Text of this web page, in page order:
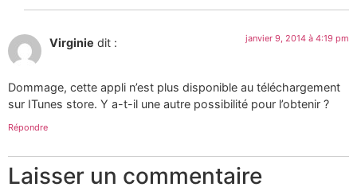
Virginie dit : janvier 9, 2014 à 4:19 pm
Dommage, cette appli n’est plus disponible au téléchargement
sur ITunes store. Y a-t-il une autre possibilité pour l’obtenir ?
Répondre
Laisser un commentaire